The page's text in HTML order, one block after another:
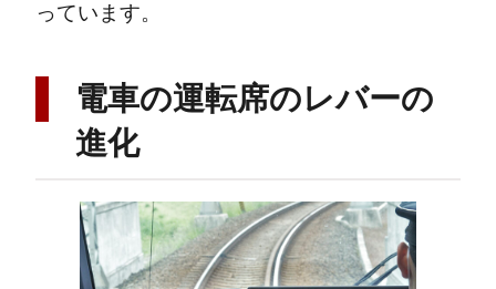
っています。
電車の運転席のレバーの
進化